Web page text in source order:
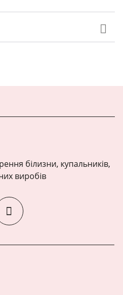
білизни, купальників,
виробів